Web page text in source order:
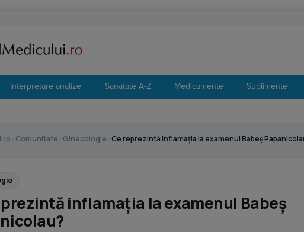
Interpretare analize Sanatate A-Z Medicamente Suplimente
Comunitate Ginecologie Ce reprezintă inflamația la examenul Babeș
inflamația la examenul Babeș